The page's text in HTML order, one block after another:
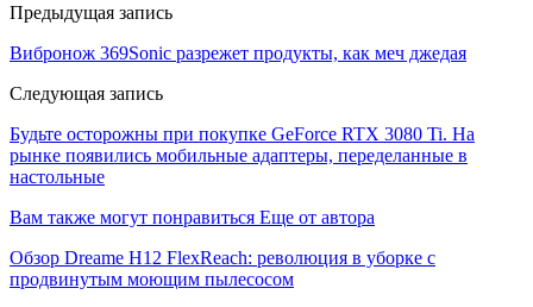
Предыдущая запись
Вибронож 369Sonic разрежет продукты, как меч джедая
Следующая запись
Будьте осторожны при покупке GeForce RTX 3080 Ti. На
рынке появились мобильные адаптеры, переделанные в
настольные
Вам также могут понравиться Еще от автора
Обзор Dreame H12 FlexReach: революция в уборке с
продвинутым моющим пылесосом